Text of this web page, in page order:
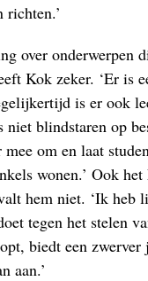
richten.’
over onderwerpen
Kok zeker. ‘Er is
is er ook
niet blindstaren op
om en laat
wonen.’ Ook
hem niet. ‘Ik heb
tegen het stelen
biedt een zwerver
aan.’